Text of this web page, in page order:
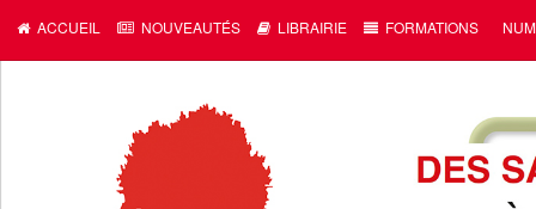
ACCUEIL NOUVEAUTÉS LIBRAIRIE FORMATIONS